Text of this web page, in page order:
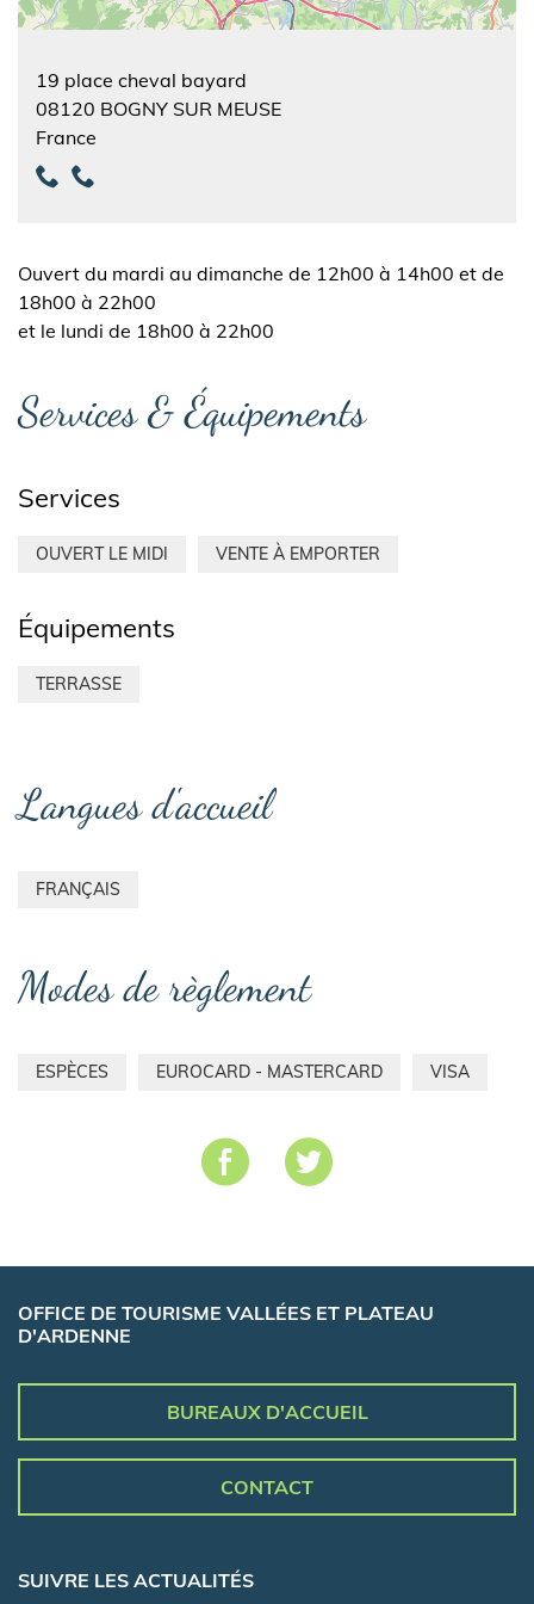
19 place cheval bayard
08120 BOGNY SUR MEUSE
France
Ouvert du mardi au dimanche de 12h00 à 14h00 et de
18h00 à 22h00
et le lundi de 18h00 à 22h00
Services & Équipements
Services
OUVERT LE MIDI VENTE À EMPORTER
Équipements
TERRASSE
Langues d'accueil
FRANÇAIS
Modes de règlement
ESPÈCES EUROCARD - MASTERCARD VISA
OFFICE DE TOURISME VALLÉES ET PLATEAU
D'ARDENNE
BUREAUX D'ACCUEIL
CONTACT
SUIVRE LES ACTUALITÉS